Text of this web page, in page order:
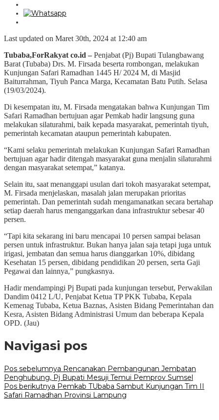
Last updated on Maret 30th, 2024 at 12:40 am
Tubaba,ForRakyat co.id – Penjabat (Pj) Bupati Tulangbawang
Barat (Tubaba) Drs. M. Firsada beserta rombongan, melakukan
Kunjungan Safari Ramadhan 1445 H/ 2024 M, di Masjid
Baiturrahman, Tiyuh Panca Marga, Kecamatan Batu Putih. Selasa
(19/03/2024).
Di kesempatan itu, M. Firsada mengatakan bahwa Kunjungan Tim
Safari Ramadhan bertujuan agar Pemkab hadir langsung guna
melakukan silaturahmi, baik kepada masyarakat, pemerintah tiyuh,
pemerintah kecamatan ataupun pemerintah kabupaten.
“Kami selaku pemerintah melakukan Kunjungan Safari Ramadhan
bertujuan agar hadir ditengah masyarakat guna menjalin silaturahmi
dengan masyarakat setempat,” katanya.
Selain itu, saat menanggapi usulan dari tokoh masyarakat setempat,
M. Firsada menjelaskan, masalah jalan merupakan prioritas
pemerintah. Dan pemerintah sudah mengamanatkan secara bertahap
setiap daerah harus menganggarkan dana infrastruktur sebesar 40
persen.
“Tapi kita sekarang ini baru mencapai 10 persen sampai belasan
persen untuk infrastruktur. Bukan hanya jalan saja tetapi juga untuk
irigasi, jembatan dan semua harus dianggarkan 10%, dibidang
Kesehatan 15 persen, dibidang pendidikan 20 persen, serta Gaji
Pegawai dan lainnya,” pungkasnya.
Hadir mendampingi Pj Bupati pada kunjungan tersebut, Perwakilan
Dandim 0412 L/U, Penjabat Ketua TP PKK Tubaba, Kepala
Kemenag Tubaba, Ketua Baznas, Asisten Bidang Pemerintahan dan
Kesra, Asisten Bidang Administrasi Umum dan beberapa Kepala
OPD. (Jau)
Navigasi pos
Pos sebelumnya Rencanakan Pembangunan Jembatan
Penghubung, Pj Bupati Mesuji Temui Pemprov Sumsel
Pos berikutnya Pemkab TUbaba Sambut Kunjungan Tim II
Safari Ramadhan Provinsi Lampung